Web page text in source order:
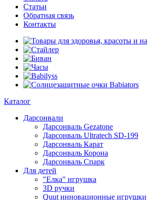
Статьи
Обратная связь
Контакты
Каталог
Дарсонвали
Дарсонваль Gezatone
Дарсонваль Ultratech SD-199
Дарсонваль Карат
Дарсонваль Корона
Дарсонваль Спарк
Для детей
"Елка" игрушка
3D ручки
Quut инновационные игрушки